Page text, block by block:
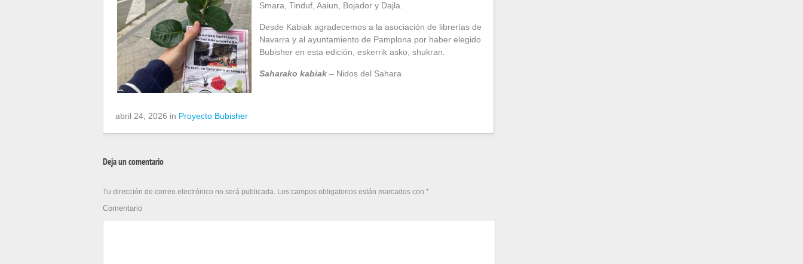
Smara, Tinduf, Aaiun, Bojador y Dajla.
Desde Kabiak agradecemos a la asociación de librerías de
Navarra y al ayuntamiento de Pamplona por haber elegido
Bubisher en esta edición, eskerrik asko, shukran.
Saharako kabiak – Nidos del Sahara
abril 24, 2026 in Proyecto Bubisher
Deja un comentario
Tu dirección de correo electrónico no será publicada. Los campos obligatorios están marcados con *
Comentario